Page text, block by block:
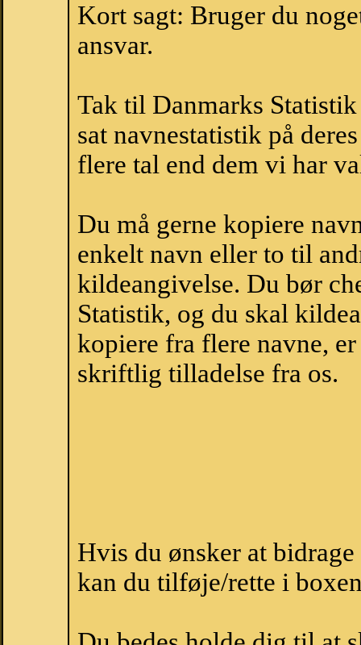
Kort sagt: Bruger du
ansvar.
Tak til Danmarks
sat navnestatistik på
flere tal end dem vi har
Du må gerne kopiere
enkelt navn eller to til
kildeangivelse. Du bør
Statistik, og du skal
kopiere fra flere navne,
skriftlig tilladelse fra os.
Hvis du ønsker at
kan du tilføje/rette i